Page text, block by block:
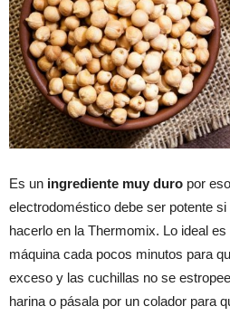
Es un ingrediente muy duro por
electrodoméstico debe ser potente
hacerlo en la Thermomix. Lo ideal
máquina cada pocos minutos para
exceso y las cuchillas no se
harina o pásala por un colador para